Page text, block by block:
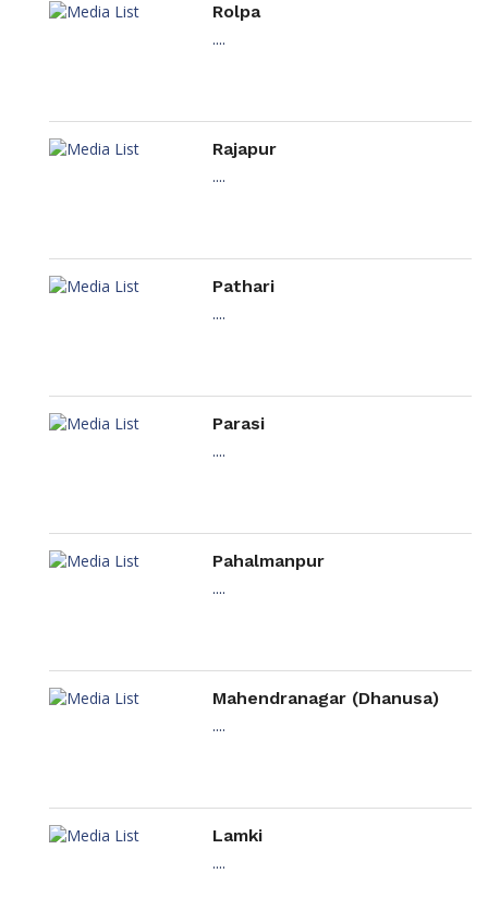
Rolpa
....
Rajapur
....
Pathari
....
Parasi
....
Pahalmanpur
....
Mahendranagar (Dhanusa)
....
Lamki
....